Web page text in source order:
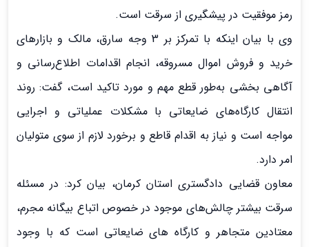
رمز موفقیت در پیشگیری از سرقت است.
وی با بیان اینکه با تمرکز بر 3 وجه سارق، مالک و بازارهای
خرید و فروش اموال مسروقه، انجام اقدامات اطلاع‌رسانی و
آگاهی بخشی به‌طور قطع مهم و مورد تاکید است، گفت: روند
انتقال کارگاه‌های ضایعاتی با مشکلات عملیاتی و اجرایی
مواجه است و نیاز به اقدام قاطع و برخورد لازم از سوی متولیان
امر دارد.
معاون قضایی دادگستری استان کرمان، بیان کرد: در مسئله
سرقت بیشتر چالش‌های موجود در خصوص اتباع بیگانه مجرم،
معتادین متجاهر و کارگاه های ضایعاتی است که با وجود